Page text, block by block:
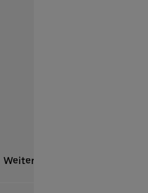
Weitere Infos